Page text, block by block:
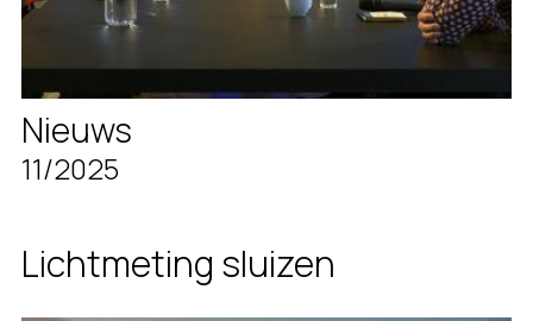
Nieuws
11/2025
Lichtmeting sluizen